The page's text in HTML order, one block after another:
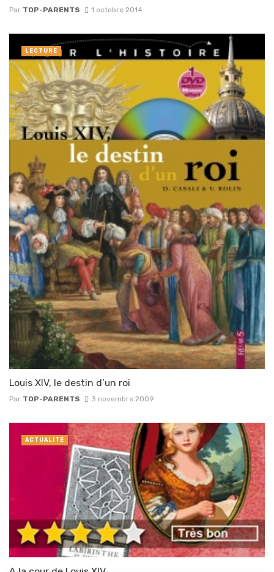
Par TOP-PARENTS 1 octobre 2014
Louis XIV, le destin d’un roi
Par TOP-PARENTS 3 novembre 2009
LECTURE
ACTUALITÉ